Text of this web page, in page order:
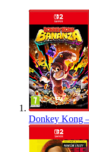
Donkey Kong